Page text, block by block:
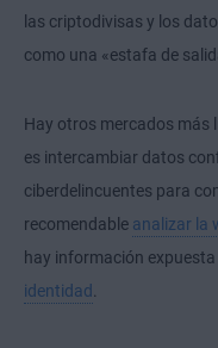
las criptodivisas y los
como una «estafa de
Hay otros mercados más
es intercambiar datos
ciberdelincuentes para
recomendable analizar la
hay información
identidad